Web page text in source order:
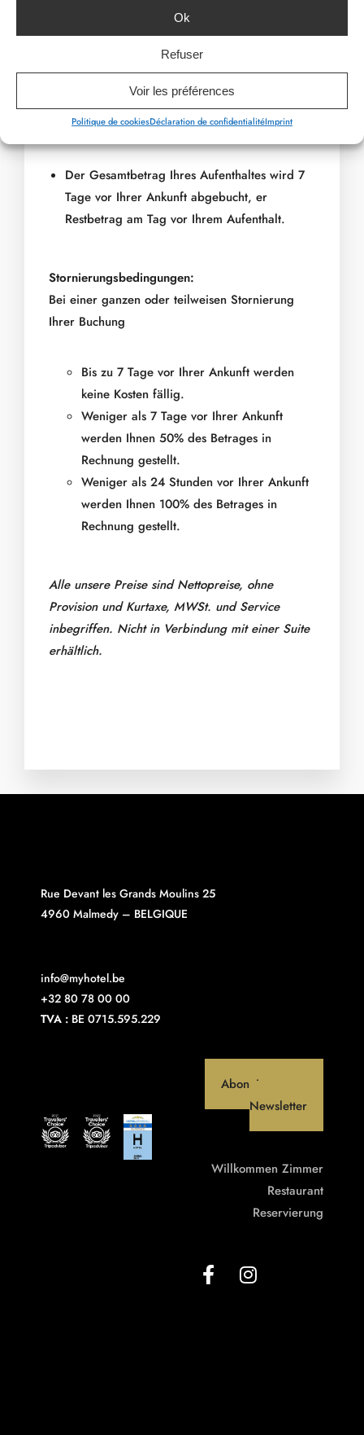
Ok
Refuser
Voir les préférences
Politique de cookiesDéclaration de confidentialitéImprint
Infos & reservierung :+32 80 78 00 00
info@myhotel.be
Reservierungsbedingungen:
Der Gesamtbetrag Ihres Aufenthaltes wird 7
Tage vor Ihrer Ankunft abgebucht, er
Restbetrag am Tag vor Ihrem Aufenthalt.
Stornierungsbedingungen:
Bei einer ganzen oder teilweisen Stornierung
Ihrer Buchung
Bis zu 7 Tage vor Ihrer Ankunft werden
keine Kosten fällig.
Weniger als 7 Tage vor Ihrer Ankunft
werden Ihnen 50% des Betrages in
Rechnung gestellt.
Weniger als 24 Stunden vor Ihrer Ankunft
werden Ihnen 100% des Betrages in
Rechnung gestellt.
Alle unsere Preise sind Nettopreise, ohne
Provision und Kurtaxe, MWSt. und Service
inbegriffen. Nicht in Verbindung mit einer Suite
erhältlich.
PREVIOUS ARTICLE NEXT ARTICLE
Rue Devant les Grands Moulins 25
4960 Malmedy – BELGIQUE
info@myhotel.be
+32 80 78 00 00
TVA : BE 0715.595.229
Abonniere unseren
Newsletter
Willkommen Zimmer
Restaurant
Reservierung